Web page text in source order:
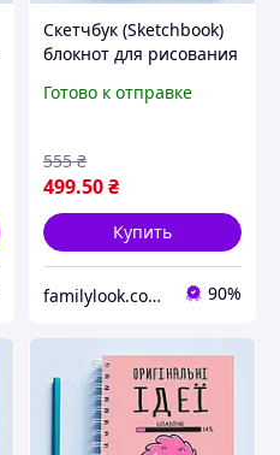
Скетчбук (Sketchbook)
блокнот для рисования
Готово к отправке
499.50₴
555 ₴
Купить
familylook.com.ua 90%